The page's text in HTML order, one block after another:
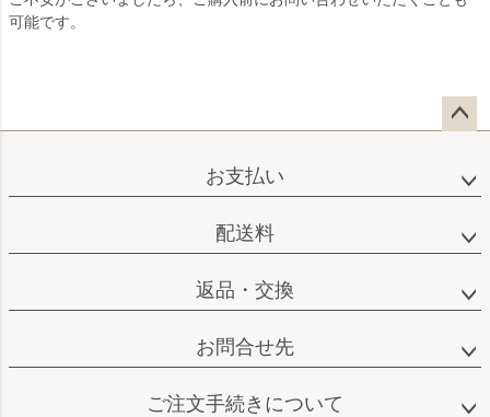
可能です。
ップ
お支払い
配送料
返品・交換
お問合せ先
ご注文手続きについて